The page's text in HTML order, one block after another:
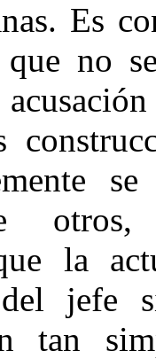
Es
que no
que la
del jefe
tan